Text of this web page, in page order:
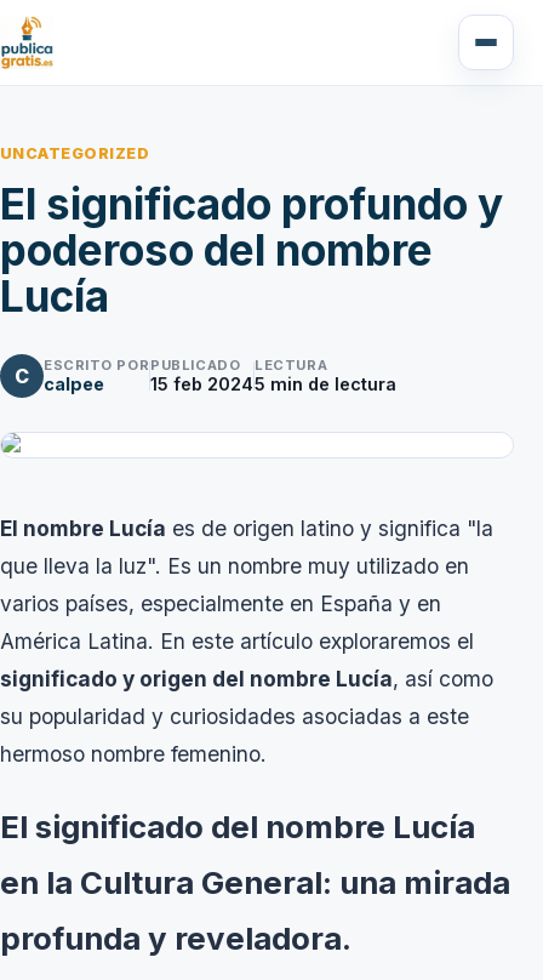
UNCATEGORIZED
El significado profundo y
poderoso del nombre
Lucía
C ESCRITO POR
calpee
PUBLICADO
15 feb 2024
LECTURA
5 min de lectura
El nombre Lucía es de origen latino y significa "la
que lleva la luz". Es un nombre muy utilizado en
varios países, especialmente en España y en
América Latina. En este artículo exploraremos el
significado y origen del nombre Lucía, así como
su popularidad y curiosidades asociadas a este
hermoso nombre femenino.
El significado del nombre Lucía
en la Cultura General: una mirada
profunda y reveladora.